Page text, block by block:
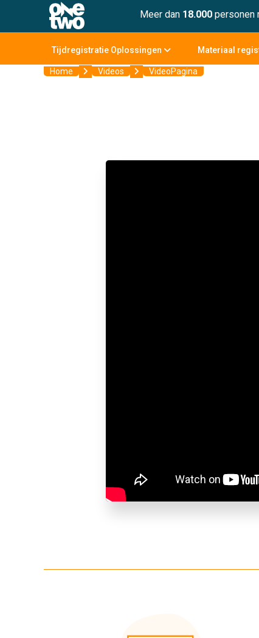
Meer dan 18.000 personen
Tijdregistratie Oplossingen Materiaal
Home Videos VideoPagina